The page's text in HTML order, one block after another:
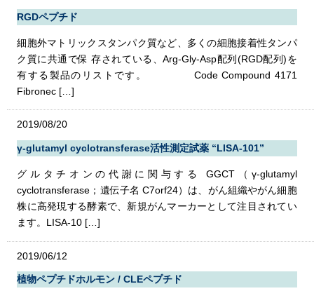
RGDペプチド
細胞外マトリックスタンパク質など、多くの細胞接着性タンパ
ク質に共通で保 存されている、Arg-Gly-Asp配列(RGD配列)を
有する製品のリストです。 Code Compound 4171
Fibronec […]
2019/08/20
γ-glutamyl cyclotransferase活性測定試薬 “LISA-101”
グルタチオンの代謝に関与する GGCT（γ-glutamyl
cyclotransferase；遺伝子名 C7orf24）は、がん組織やがん細胞
株に高発現する酵素で、新規がんマーカーとして注目されてい
ます。LISA-10 […]
2019/06/12
植物ペプチドホルモン / CLEペプチド